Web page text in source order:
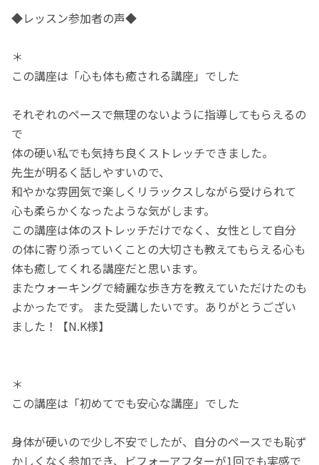
◆レッスン参加者の声◆
＊
この講座は「心も体も癒される講座」でした
それぞれのペースで無理のないように指導してもらえるの
で
体の硬い私でも気持ち良くストレッチできました。
先生が明るく話しやすいので、
和やかな雰囲気で楽しくリラックスしながら受けられて
心も柔らかくなったような気がします。
この講座は体のストレッチだけでなく、女性として自分
の体に寄り添っていくことの大切さも教えてもらえる心も
体も癒してくれる講座だと思います。
またウォーキングで綺麗な歩き方を教えていただけたのも
よかったです。 また受講したいです。ありがとうござい
ました！【N.K様】
＊
この講座は「初めてでも安心な講座」でした
身体が硬いので少し不安でしたが、自分のペースでも恥ず
かしくなく参加でき、ビフォーアフターが1回でも実感で